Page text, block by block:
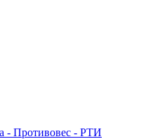
- Противовес - РТИ